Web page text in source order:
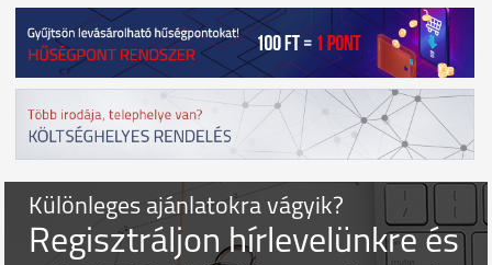
Különleges ajánlatokra vágyik?
Regisztráljon hírlevelünkre és